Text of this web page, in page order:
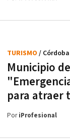
Municipio
para atraer
TURISMO / Córdoba
PoriProfesional